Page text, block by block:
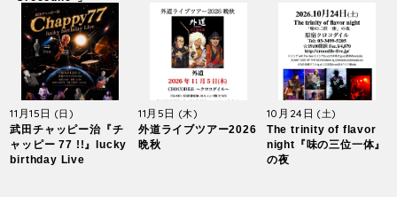
11月15日 (日)
武田チャッピー治『チ
ャッピー 77 !!』lucky
birthday Live
11月5日 (木)
外道ライブツアー2026
晩秋
10月24日 (土)
The trinity of flavor
night『味の三位一体』
の夜